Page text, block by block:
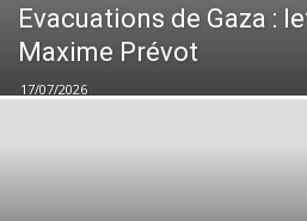
Evacuations de Gaza :
Maxime Prévot
17/07/2026